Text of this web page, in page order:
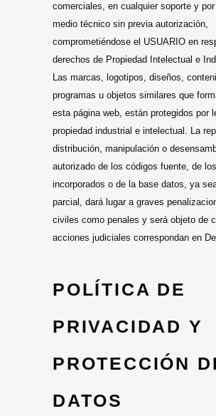
comerciales, en cualquier soporte y
medio técnico sin previa autorización,
comprometiéndose el USUARIO en
derechos de Propiedad Intelectual e
Las marcas, logotipos, diseños,
programas u objetos similares que
esta página web, están protegidos por
propiedad industrial e intelectual. La
distribución, manipulación o
autorizado de los códigos fuente, de
incorporados o de la base datos, ya
parcial, dará lugar a graves
civiles como penales y será objeto de
acciones judiciales correspondan en
POLÍTICA DE
PRIVACIDAD Y
PROTECCIÓN
DATOS